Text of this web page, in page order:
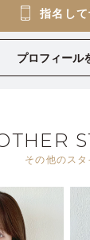
指名し
プロフィール
その他のスタ